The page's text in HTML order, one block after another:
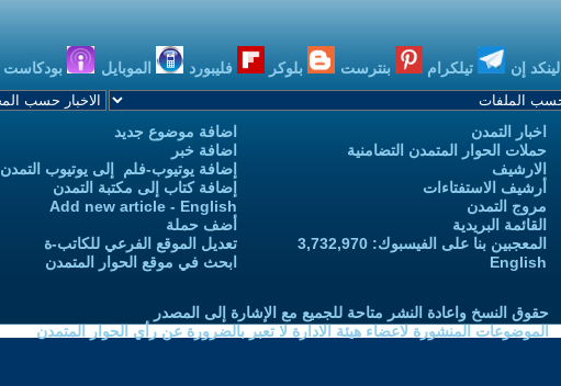
لينكد إن تيلكرام بنترست بلوكر فليبورد الموبايل بودكاست
اخبار التمدن
حملات الحوار المتمدن التضامنية
الارشيف
أرشيف الاستفتاءات
مروج التمدن
القائمة البريدية
المعجبين بنا على الفيسبوك: 3,732,970
English
اضافة موضوع جديد
اضافة خبر
إضافة يوتيوب-فلم إلى يوتيوب التمدن
إضافة كتاب إلى مكتبة التمدن
Add new article - English
أضف حملة
تعديل الموقع الفرعي للكاتب-ة
ابحث في موقع الحوار المتمدن
حقوق النسخ واعادة النشر متاحة للجميع مع الإشارة إلى المصدر
الموضوعات المنشورة لاعضاء هيئة الادارة لا تعبر بالضرورة عن رأي الحوار المتمدن